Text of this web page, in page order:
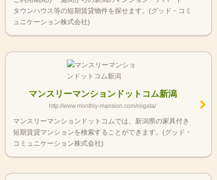
タウンハウス等の短期賃貸物件を探せます。(グッド・コミ
ュニケーション株式会社)
マンスリーマンションドットコム新潟
http://www.monthly-mansion.com/niigata/
マンスリーマンションドットコムでは、新潟県の家具付き
短期賃貸マンションを検索することができます。(グッド・
コミュニケーション株式会社)